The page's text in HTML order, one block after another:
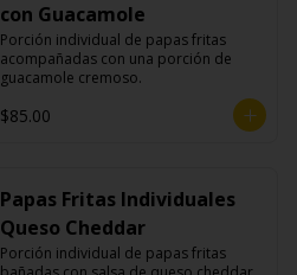
con Guacamole
Porción individual de papas fritas
acompañadas con una porción de
guacamole cremoso.
$85.00
Papas Fritas Individuales
Queso Cheddar
Porción individual de papas fritas